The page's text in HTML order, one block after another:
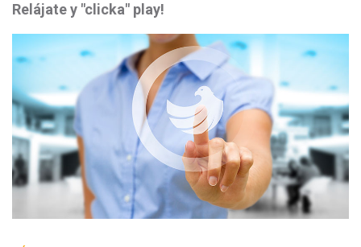
Relájate y "clicka" play!